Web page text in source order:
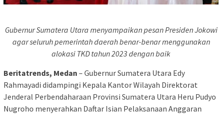
Gubernur Sumatera Utara menyampaikan pesan Presiden Jokowi
agar seluruh pemerintah daerah benar-benar menggunakan
alokasi TKD tahun 2023 dengan baik
Beritatrends, Medan – Gubernur Sumatera Utara Edy
Rahmayadi didampingi Kepala Kantor Wilayah Direktorat
Jenderal Perbendaharaan Provinsi Sumatera Utara Heru Pudyo
Nugroho menyerahkan Daftar Isian Pelaksanaan Anggaran